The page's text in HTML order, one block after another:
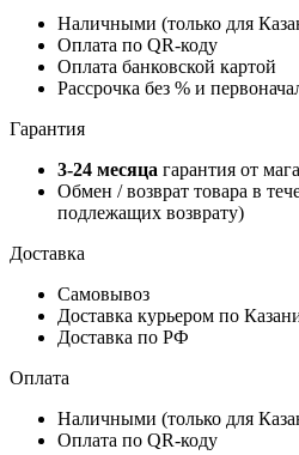
Наличными (только для
Оплата по QR-коду
Оплата банковской картой
Рассрочка без % и
Гарантия
3-24 месяца гарантия от
Обмен / возврат товара в
подлежащих возврату)
Доставка
Самовывоз
Доставка курьером по
Доставка по РФ
Оплата
Наличными (только для
Оплата по QR-коду